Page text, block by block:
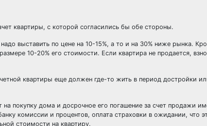
квартиры, с которой согласились бы обе стороны.
выставить по цене на 10-15%, а то и на 30% ниже рынка.
10-20% его стоимости. Если квартира не продается,
квартиры еще должен где-то жить в период достройки
на покупку дома и досрочное его погашение за счет продажи
комиссии и процентов, оплата страховки в ожидании, что
стоимости на квартиру.